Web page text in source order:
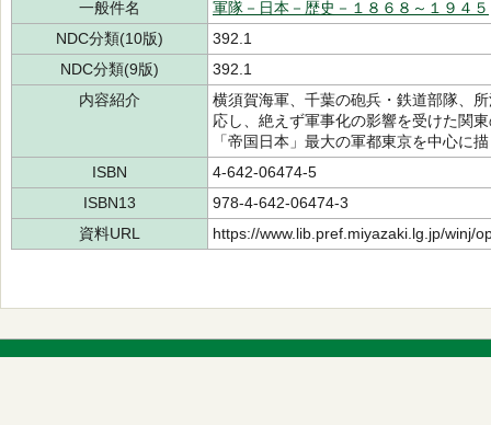
一般件名
軍隊－日本－歴史－１８６８～１９４５
NDC分類(10版)
392.1
NDC分類(9版)
392.1
内容紹介
横須賀海軍、千葉の砲兵・鉄道部隊、
応し、絶えず軍事化の影響を受けた関
「帝国日本」最大の軍都東京を中心に
ISBN
4-642-06474-5
ISBN13
978-4-642-06474-3
資料URL
https://www.lib.pref.miyazaki.lg.jp/winj/